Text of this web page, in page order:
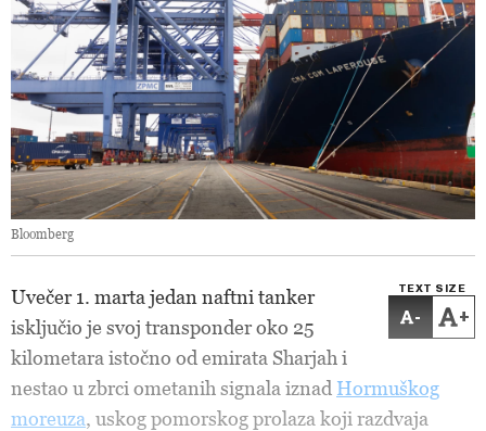
Bloomberg
TEXT SIZE
- +
Uvečer 1. marta jedan naftni tanker
isključio je svoj transponder oko 25
kilometara istočno od emirata Sharjah i
nestao u zbrci ometanih signala iznad Hormuškog
moreuza, uskog pomorskog prolaza koji razdvaja